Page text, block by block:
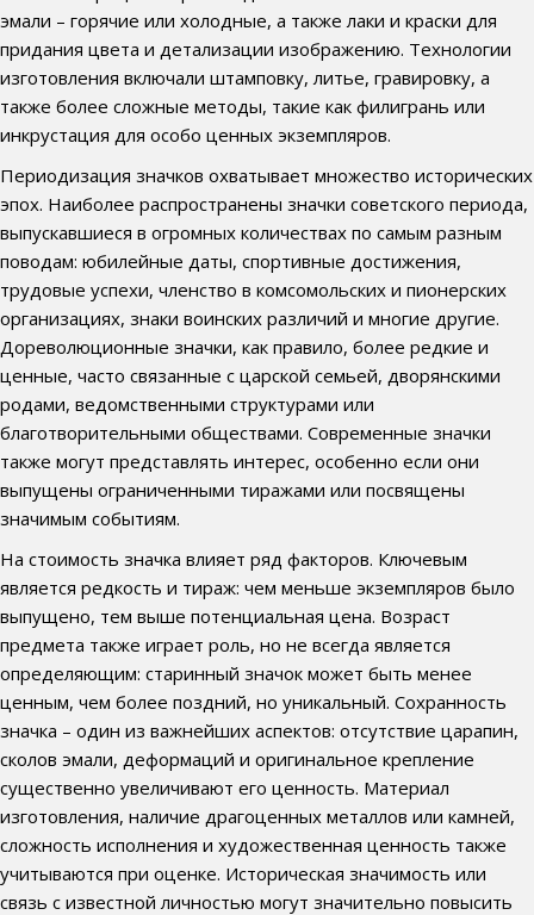
эмали – горячие или холодные, а также лаки и краски для
придания цвета и детализации изображению. Технологии
изготовления включали штамповку, литье, гравировку, а
также более сложные методы, такие как филигрань или
инкрустация для особо ценных экземпляров.
Периодизация значков охватывает множество исторических
эпох. Наиболее распространены значки советского периода,
выпускавшиеся в огромных количествах по самым разным
поводам: юбилейные даты, спортивные достижения,
трудовые успехи, членство в комсомольских и пионерских
организациях, знаки воинских различий и многие другие.
Дореволюционные значки, как правило, более редкие и
ценные, часто связанные с царской семьей, дворянскими
родами, ведомственными структурами или
благотворительными обществами. Современные значки
также могут представлять интерес, особенно если они
выпущены ограниченными тиражами или посвящены
значимым событиям.
На стоимость значка влияет ряд факторов. Ключевым
является редкость и тираж: чем меньше экземпляров было
выпущено, тем выше потенциальная цена. Возраст
предмета также играет роль, но не всегда является
определяющим: старинный значок может быть менее
ценным, чем более поздний, но уникальный. Сохранность
значка – один из важнейших аспектов: отсутствие царапин,
сколов эмали, деформаций и оригинальное крепление
существенно увеличивают его ценность. Материал
изготовления, наличие драгоценных металлов или камней,
сложность исполнения и художественная ценность также
учитываются при оценке. Историческая значимость или
связь с известной личностью могут значительно повысить